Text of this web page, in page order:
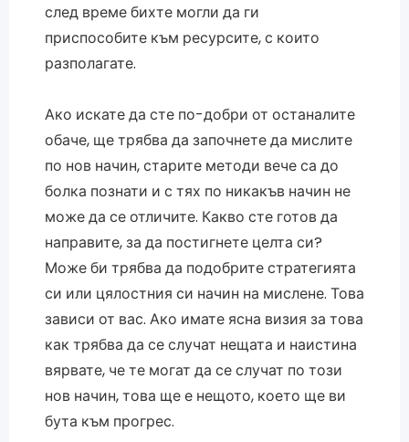
след време бихте могли да ги
приспособите към ресурсите, с които
разполагате.
Ако искате да сте по-добри от останалите
обаче, ще трябва да започнете да мислите
по нов начин, старите методи вече са до
болка познати и с тях по никакъв начин не
може да се отличите. Какво сте готов да
направите, за да постигнете целта си?
Може би трябва да подобрите стратегията
си или цялостния си начин на мислене. Това
зависи от вас. Ако имате ясна визия за това
как трябва да се случат нещата и наистина
вярвате, че те могат да се случат по този
нов начин, това ще е нещото, което ще ви
бута към прогрес.